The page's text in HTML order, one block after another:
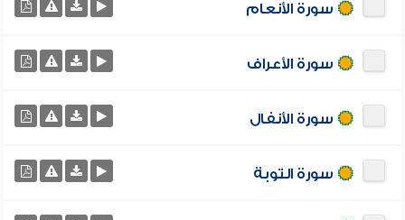
سورة الأنعام
سورة الأعراف
سورة الأنفال
سورة التوبة